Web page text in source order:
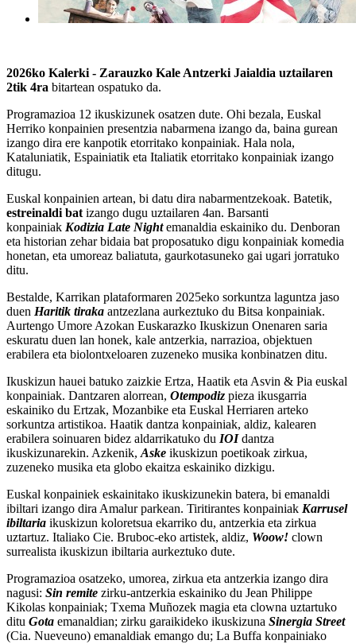
2026ko Kalerki - Zarauzko Kale Antzerki Jaialdia uztailaren
2tik 4ra bitartean ospatuko da.
Programazioa 12 ikuskizunek osatzen dute. Ohi bezala, Euskal
Herriko konpainien presentzia nabarmena izango da, baina gurean
izango dira ere kanpotik etorritako konpainiak. Hala nola,
Kataluniatik, Espainiatik eta Italiatik etorritako konpainiak izango
ditugu.
Euskal konpainien artean, bi datu dira nabarmentzekoak. Batetik,
estreinaldi bat izango dugu uztailaren 4an. Barsanti
konpainiak Kodizia Late Nightemanaldia eskainiko du. Denboran
eta historian zehar bidaia bat proposatuko digu konpainiak komedia
honetan, eta umoreaz baliatuta, gaurkotasuneko gai ugari jorratuko
ditu.
Bestalde, Karrikan plataformaren 2025eko sorkuntza laguntza jaso
duen Haritik tiraka antzezlana aurkeztuko du Bitsa konpainiak.
Aurtengo Umore Azokan Euskarazko Ikuskizun Onenaren saria
eskuratu duen lan honek, kale antzerkia, narrazioa, objektuen
erabilera eta biolontxeloaren zuzeneko musika konbinatzen ditu.
Ikuskizun hauei batuko zaizkie Ertza, Haatik eta Asvin & Pia euskal
konpainiak. Dantzaren alorrean, Otempodiz pieza ikusgarria
eskainiko du Ertzak, Mozanbike eta Euskal Herriaren arteko
sorkuntza artistikoa. Haatik dantza konpainiak, aldiz, kalearen
erabilera soinuaren bidez aldarrikatuko du IOIdantza
ikuskizunarekin. Azkenik, Aske ikuskizun poetikoak zirkua,
zuzeneko musika eta globo ekaitza eskainiko dizkigu.
Euskal konpainiek eskainitako ikuskizunekin batera, bi emanaldi
ibiltari izango dira Amalur parkean. Tiritirantes konpainiak Karrusel
ibiltaria ikuskizun koloretsua ekarriko du, antzerkia eta zirkua
uztartuz. Italiako Cie. Bruboc-eko artistek, aldiz, Woow! clown
surrealista ikuskizun ibiltaria aurkeztuko dute.
Programazioa osatzeko, umorea, zirkua eta antzerkia izango dira
nagusi: Sin remite zirku-antzerkia eskainiko du Jean Philippe
Kikolas konpainiak; Txema Muñozek magia eta clowna uztartuko
ditu Gota emanaldian; zirku garaikideko ikuskizuna Sinergia Street
(Cia. Nueveuno) emanaldiak emango du; La Buffa konpainiako